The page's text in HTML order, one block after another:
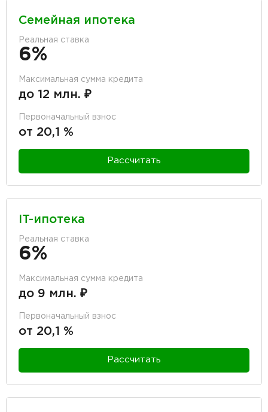
Семейная ипотека
Реальная ставка
6%
Максимальная сумма кредита
до 12 млн. ₽
Первоначальный взнос
от 20,1 %
Рассчитать
IT-ипотека
Реальная ставка
6%
Максимальная сумма кредита
до 9 млн. ₽
Первоначальный взнос
от 20,1 %
Рассчитать